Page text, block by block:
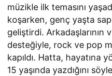
müzikle ilk temasını
koşarken, genç yaşta
geliştirdi. Arkadaşlarının
desteğiyle, rock ve pop
kapıldı. Hatta, hayatına
15 yaşında yazdığını